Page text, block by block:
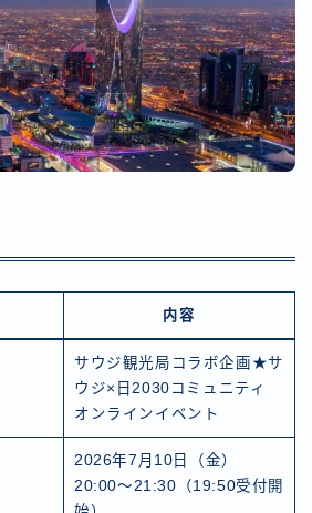
内容
サウジ観光局コラボ企画★サ
ウジ×日2030コミュニティ
オンラインイベント
2026年7月10日（金）
20:00〜21:30（19:50受付開